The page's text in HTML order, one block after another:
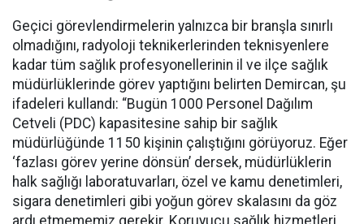
Geçici görevlendirmelerin yalnızca bir branşla sınırlı
olmadığını, radyoloji teknikerlerinden teknisyenlere
kadar tüm sağlık profesyonellerinin il ve ilçe sağlık
müdürlüklerinde görev yaptığını belirten Demircan, şu
ifadeleri kullandı: “Bugün 1000 Personel Dağılım
Cetveli (PDC) kapasitesine sahip bir sağlık
müdürlüğünde 1150 kişinin çalıştığını görüyoruz. Eğer
‘fazlası görev yerine dönsün’ dersek, müdürlüklerin
halk sağlığı laboratuvarları, özel ve kamu denetimleri,
sigara denetimleri gibi yoğun görev skalasını da göz
ardı etmememiz gerekir. Koruyucu sağlık hizmetleri